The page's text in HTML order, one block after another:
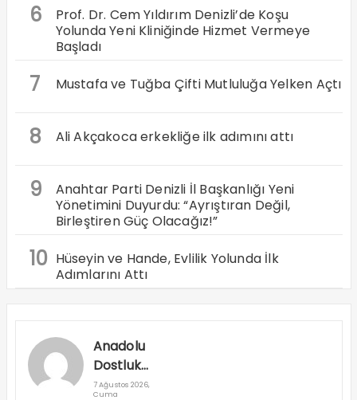
6
Prof. Dr. Cem Yıldırım Denizli’de Koşu
Yolunda Yeni Kliniğinde Hizmet Vermeye
Başladı
7 Mustafa ve Tuğba Çifti Mutluluğa Yelken Açtı
8 Ali Akçakoca erkekliğe ilk adımını attı
9
Anahtar Parti Denizli İl Başkanlığı Yeni
Yönetimini Duyurdu: “Ayrıştıran Değil,
Birleştiren Güç Olacağız!”
10 Hüseyin ve Hande, Evlilik Yolunda İlk
Adımlarını Attı
Anadolu
Dostluk
Rallisi
7 Ağustos 2026,
Cuma